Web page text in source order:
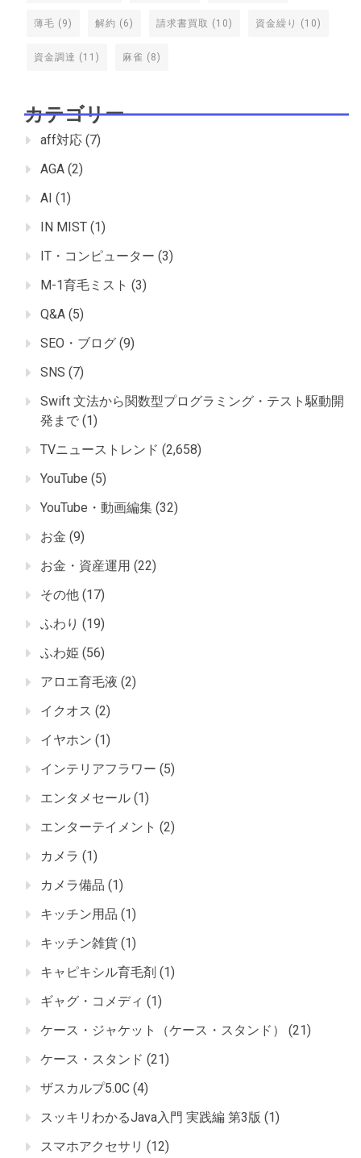
薄毛 (9) 解約 (6) 請求書買取 (10) 資金繰り (10)
資金調達 (11) 麻雀 (8)
カテゴリー
aff対応 (7)
AGA (2)
AI (1)
IN MIST (1)
IT・コンピューター (3)
M-1育毛ミスト (3)
Q&A (5)
SEO・ブログ (9)
SNS (7)
Swift 文法から関数型プログラミング・テスト駆動開
発まで (1)
TVニューストレンド (2,658)
YouTube (5)
YouTube・動画編集 (32)
お金 (9)
お金・資産運用 (22)
その他 (17)
ふわり (19)
ふわ姫 (56)
アロエ育毛液 (2)
イクオス (2)
イヤホン (1)
インテリアフラワー (5)
エンタメセール (1)
エンターテイメント (2)
カメラ (1)
カメラ備品 (1)
キッチン用品 (1)
キッチン雑貨 (1)
キャピキシル育毛剤 (1)
ギャグ・コメディ (1)
ケース・ジャケット（ケース・スタンド）
(21)
ケース・スタンド (21)
ザスカルプ5.0C (4)
スッキリわかるJava入門 実践編 第3版 (1)
スマホアクセサリ (12)